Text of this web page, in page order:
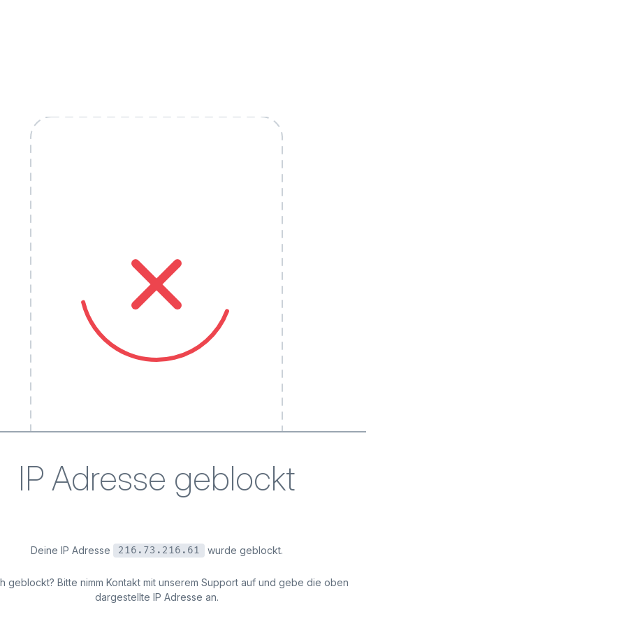
IP Adresse geblockt
Deine IP Adresse 216.73.216.61 wurde geblockt.
geblockt? Bitte nimm Kontakt mit unserem Support auf und gebe die oben
dargestellte IP Adresse an.